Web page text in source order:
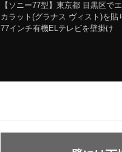
【ソニー77型】東京都 目黒区で
カラット(グラナス ヴィスト)を貼
77インチ有機ELテレビを壁掛け